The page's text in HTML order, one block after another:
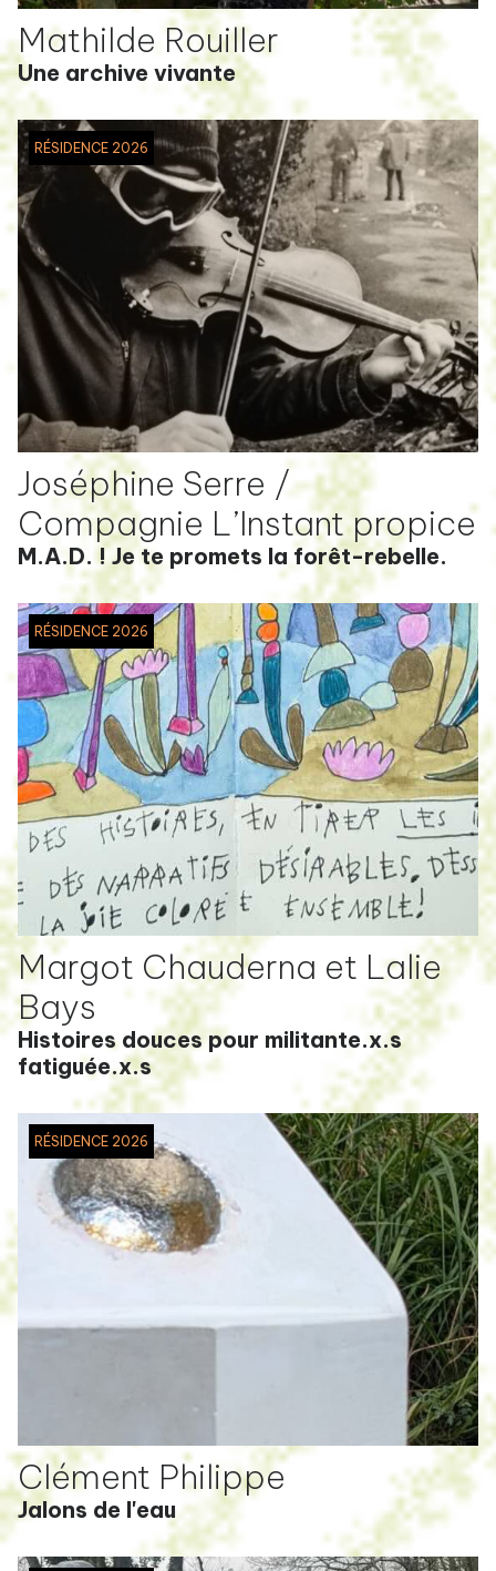
Mathilde Rouiller
Une archive vivante
RÉSIDENCE 2026
Joséphine Serre /
Compagnie L’Instant propice
M.A.D. ! Je te promets la forêt-rebelle.
RÉSIDENCE 2026
Margot Chauderna et Lalie
Bays
Histoires douces pour militante.x.s
fatiguée.x.s
RÉSIDENCE 2026
Clément Philippe
Jalons de l'eau